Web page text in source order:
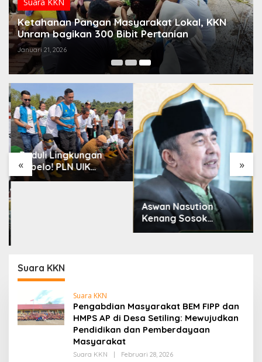
Ketahanan Pangan Masyarakat Lokal, KKN
Unram bagikan 300 Bibit Pertanian
Januari 21, 2026
« »
Peduli Lingkungan
Tobelo! PLN UIK
Dwipantara Tanam
Aswan Nasution
Kenang Sosok
Almarhum Ketua Al
Suara KKN
Suara KKN
Pengabdian Masyarakat BEM FIPP dan
HMPS AP di Desa Setiling: Mewujudkan
Pendidikan dan Pemberdayaan
Masyarakat
Suara KKN Februari 28, 2026Oleh